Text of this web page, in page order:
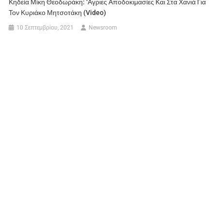
Κηδεία Μίκη Θεοδωράκη: ‘Αγριες Αποδοκιμασίες Και Στα Χανιά Για
Τον Κυριάκο Μητσοτάκη (video)
10 Σεπτεμβρίου, 2021 Newsroom